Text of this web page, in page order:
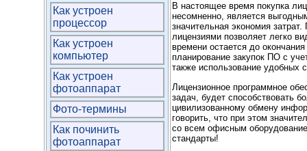
В настоящее время покупка
несомненно, является
значительная экономия
лицензиями позволяет легко
времени остается до
планирование закупок ПО с
также использование удобных
Лицензионное программное
задач, будет способствовать
цивилизованному обмену
говорить, что при этом
со всем офисным
стандарты!
Как устроен
процессор
Как устроен
компьютер
Как устроен
фотоаппарат
Фото-термины
Как починить
фотоаппарат